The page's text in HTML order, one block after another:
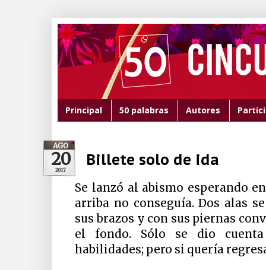
Principal 50 palabras Autores
AGO
20
2017
Billete solo de ida
Se lanzó al abismo esperando
arriba no conseguía. Dos alas
sus brazos y con sus piernas
el fondo. Sólo se dio
habilidades; pero si quería